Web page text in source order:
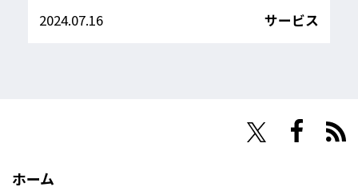
2024.07.16 サービス
ホーム